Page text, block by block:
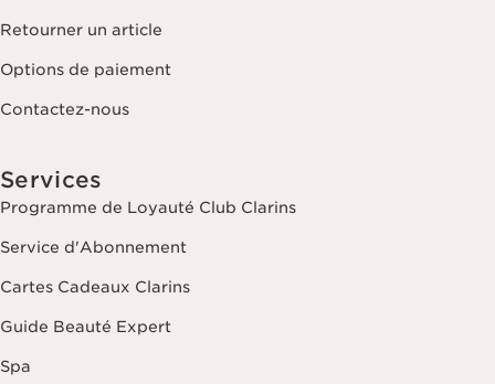
Retourner un article
Options de paiement
Contactez-nous
Services
Programme de Loyauté Club Clarins
Service d'Abonnement
Cartes Cadeaux Clarins
Guide Beauté Expert
Spa